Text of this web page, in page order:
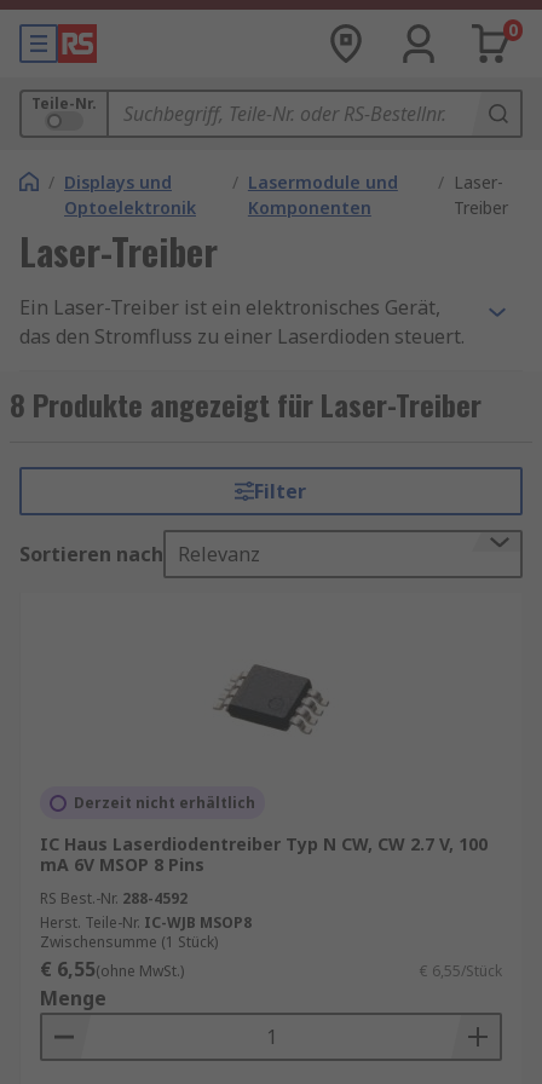
0
Teile-Nr.
/ Displays und
Optoelektronik
/ Lasermodule und
Komponenten
/ Laser-
Treiber
Laser-Treiber
Ein Laser-Treiber ist ein elektronisches Gerät,
das den Stromfluss zu einer Laserdioden steuert.
der Laserleistung und -stabilität. Sie sorgen
dafür, dass dieLaserdioden mit der richtigen
Leistung zu erzielen und Schäden zu vermeiden.
Funktionsweise von Laser-Treibern
Stromquellen, Spannungsreglern und Feedback-
Schleifen. Die wichtigsten Komponenten eines
Stromquelle: Liefert den notwendigen
Spannungsregler
Spannung innerhalb sicherer Grenzen
bleibt.
Feedback-Schleifen
Leistung der Laserdioden und passen den
Stromfluss entsprechend an.
8 Produkte angezeigt für Laser-Treiber
Filter
Sortieren nach Relevanz
Derzeit nicht erhältlich
IC Haus Laserdiodentreiber Typ N CW, CW 2.7 V, 100
mA 6V MSOP 8 Pins
RS Best.-Nr. 288-4592
Herst. Teile-Nr. IC-WJB MSOP8
Zwischensumme (1 Stück)
€ 6,55(ohne MwSt.) € 6,55/Stück
Menge